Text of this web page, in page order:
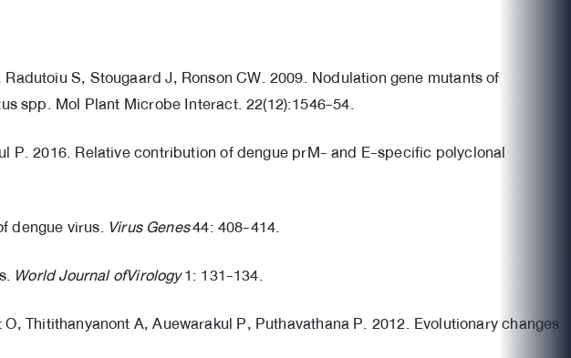
S, Stougaard J, Ronson CW. 2009. Nodulation gene mutants of
spp. Mol Plant Microbe Interact. 22(12):1546-54.
P. 2016. Relative contribution of dengue prM- and E-specific polyclonal
dengue virus. Virus Genes44: 408-414.
World Journal ofVirology1: 131-134.
Thitithanyanont A, Auewarakul P, Puthavathana P. 2012. Evolutionary changes